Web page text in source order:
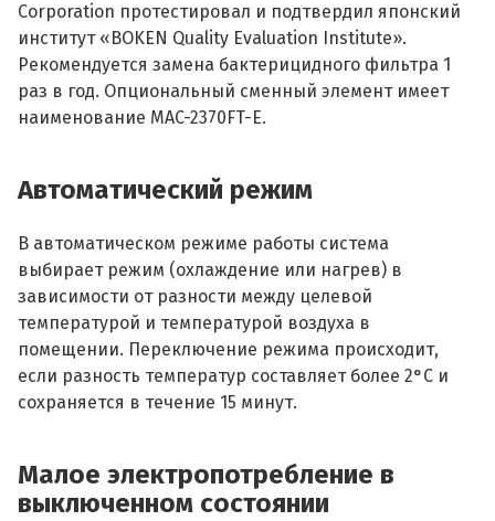
Corporation протестировал и подтвердил японский
институт «BOKEN Quality Evaluation Institute».
Рекомендуется замена бактерицидного фильтра 1
раз в год. Опциональный сменный элемент имеет
наименование MAC-2370FT-E.
Автоматический режим
В автоматическом режиме работы система
выбирает режим (охлаждение или нагрев) в
зависимости от разности между целевой
температурой и температурой воздуха в
помещении. Переключение режима происходит,
если разность температур составляет более 2°С и
сохраняется в течение 15 минут.
Малое электропотребление в
выключенном состоянии